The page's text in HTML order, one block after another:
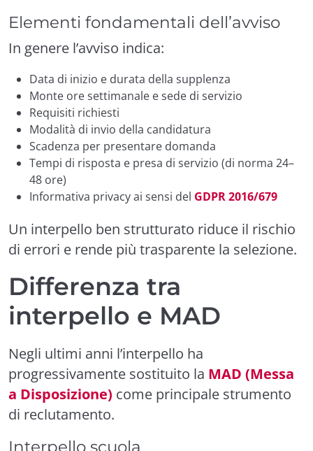
Elementi fondamentali dell’avviso
In genere l’avviso indica:
Data di inizio e durata della supplenza
Monte ore settimanale e sede di servizio
Requisiti richiesti
Modalità di invio della candidatura
Scadenza per presentare domanda
Tempi di risposta e presa di servizio (di norma 24–
48 ore)
Informativa privacy ai sensi del GDPR 2016/679
Un interpello ben strutturato riduce il rischio
di errori e rende più trasparente la selezione.
Differenza tra
interpello e MAD
Negli ultimi anni l’interpello ha
progressivamente sostituito la MAD (Messa
a Disposizione) come principale strumento
di reclutamento.
Interpello scuola